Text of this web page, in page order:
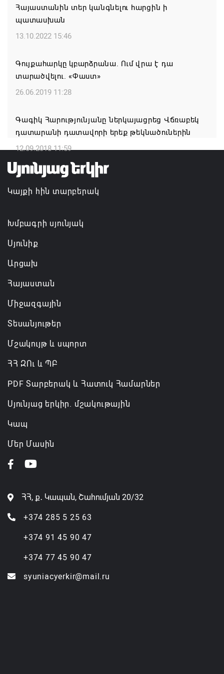
Սուսաննա Գրիգորյանի հոբելյանն է
ԱԺ փոխնախագահ
Ереване завершились курсы армянского языка
10.08.2026 11:36
Հայաստանին տեր կանգնելու հարցին ի
պատասխան
13.10.2022 15:46
Գույքահարկը կբարձրանա. Ում վրա է դա
տարածվելու. «Փաստ»
26.06.2019 11:28
Գագիկ Հարությունյանը ներկայացրեց Վճռաբեկ
դատարանի դատավորի երեք թեկնածուներին
12.09.2018 11:59
Կայքի հին տարբերակ
Խմբագրի սյունյակ
Սյունիք
Արցախ
Հայաստան
Միջազգային
Տեսանյութեր
Մշակույթ և սպորտ
ՀՀ ԶՈւ և ՊԲ
PDF Տարբերակ և Հատուկ Համարներ
Սյունյաց երկիր. մշակութային
Կապ
Մեր Մասին
ՀՀ, ք․ Կապան, Շահումյան 20/32
+374 285 5 25 63
+374 91 45 90 47
+374 77 45 90 47
syuniacyerkir@mail.ru